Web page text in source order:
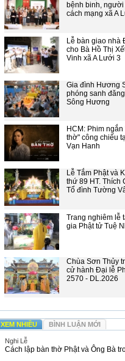
bệnh binh,
cách mạng xã A
Lễ bàn giao nhà
cho Bà Hồ Thị
Vinh xã A Lưới 3
Gia đình Hương
phóng sanh
Sông Hương
HCM: Phim
thờ" công chiếu
Vạn Hanh
Lễ Tắm Phật và
thứ 89 HT. Thích
Tổ đình Tường
Trang nghiêm lễ
gia Phật tử Tuệ
Chùa Sơn Thủy
cử hành Đại lễ
2570 - DL.2026
XEM NHIỀU BÌNH LUẬN MỚI
Nghi Lễ
Cách lập bàn thờ Phật và Ông Bà